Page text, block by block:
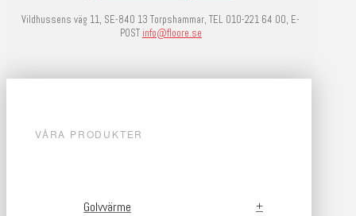
Vildhussens väg 11, SE-840 13 Torpshammar, TEL 010-221 64 00, E-
POST info@floore.se
VÅRA PRODUKTER
Golvvärme